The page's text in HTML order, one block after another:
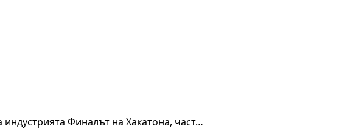
Финалът на Хакатона, част…